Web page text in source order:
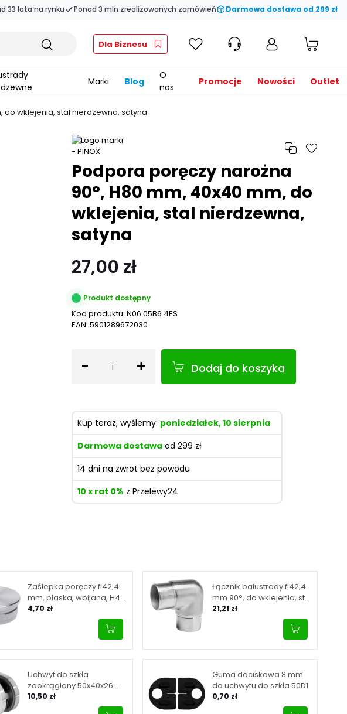
33 lata na rynku Ponad 3 mln zrealizowanych zamówień Darmowa dostawa od 299 zł
Dla Biznesu
Marki Blog
O
nas
Promocje Nowości Outlet
do wklejenia, stal nierdzewna, satyna
Zaślepka poręczy fi42,4
mm, płaska, wbijana, H4
mm, stal nierdzewna,
4,70 zł
Łącznik balustrady fi42,4
mm 90°, do wklejenia, stal
nierdzewna, satyna
21,21 zł
Uchwyt do szkła
zaokrąglony 50x40x26
mm, do płaskiej
powierzchni, satyna
10,50 zł
Guma dociskowa 8 mm
do uchwytu do szkła 50D1
0,70 zł
Podpora poręczy narożna
90°, H80 mm, 40x40 mm, do
wklejenia, stal nierdzewna,
satyna
27,00 zł
Produkt dostępny
Kod produktu: N06.05B6.4ES
EAN: 5901289672030
- Ilość + Dodaj do koszyka
Kup teraz, wyślemy: poniedziałek, 10 sierpnia
Darmowa dostawa od 299 zł
14 dni na zwrot bez powodu
10 x rat 0% z Przelewy24